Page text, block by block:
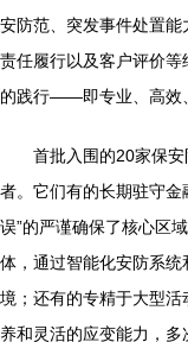
安防范、突发事件处置
责任履行以及客户评价等
的践行——即专业、高效
首批入围的20家保
者。它们有的长期驻守金
误”的严谨确保了核心区
体，通过智能化安防系
境；还有的专精于大型
养和灵活的应变能力，